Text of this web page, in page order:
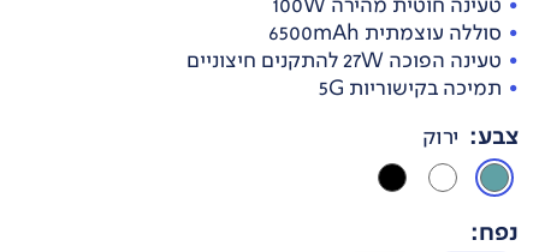
סוללה עוצמתית 6500mAh
טעינה הפוכה 27W להתקנים חיצוניים
תמיכה בקישוריות 5G
צבע: ירוק
נפח: